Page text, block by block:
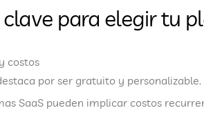
clave para elegir tu
costos
por ser gratuito y personalizable.
SaaS pueden implicar costos